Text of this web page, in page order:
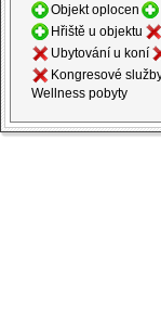
Objekt oplocen
Hřiště u objektu
Ubytování u koní
Kongresové
Wellness pobyty